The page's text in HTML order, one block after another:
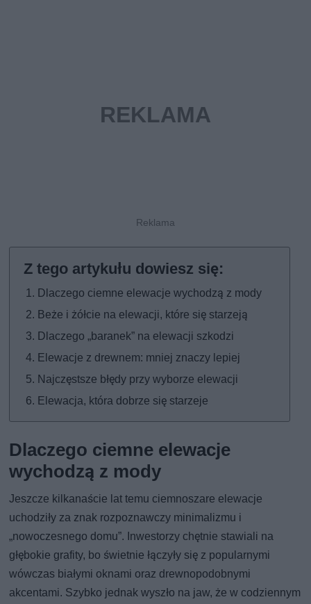
Dlaczego ciemne elewacje wychodzą z mody
Beże i żółcie na elewacji, które się starzeją
Dlaczego „baranek” na elewacji szkodzi
Elewacje z drewnem: mniej znaczy lepiej
Najczęstsze błędy przy wyborze elewacji
Elewacja, która dobrze się starzeje
Dlaczego ciemne elewacje
wychodzą z mody
Jeszcze kilkanaście lat temu ciemnoszare elewacje
uchodziły za znak rozpoznawczy minimalizmu i
„nowoczesnego domu”. Inwestorzy chętnie stawiali na
głębokie grafity, bo świetnie łączyły się z popularnymi
wówczas białymi oknami oraz drewnopodobnymi
akcentami. Szybko jednak wyszło na jaw, że w codziennym